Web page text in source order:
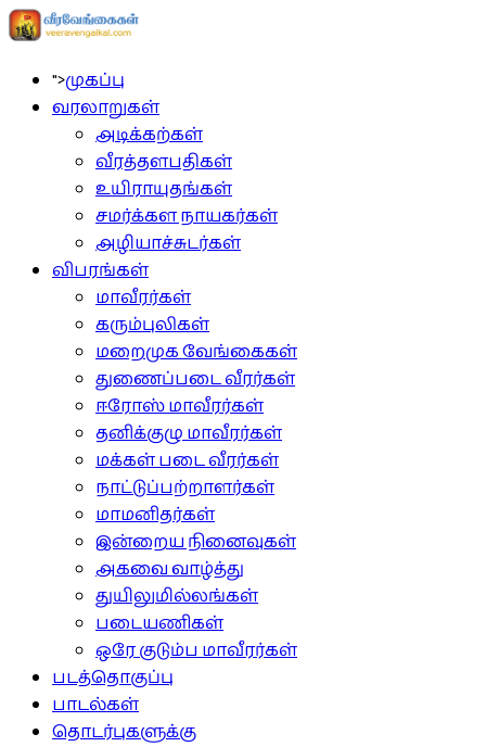
">முகப்பு
வரலாறுகள்
அடிக்கற்கள்
வீரத்தளபதிகள்
உயிராயுதங்கள்
சமர்க்கள நாயகர்கள்
அழியாச்சுடர்கள்
விபரங்கள்
மாவீரர்கள்
கரும்புலிகள்
மறைமுக வேங்கைகள்
துணைப்படை வீரர்கள்
ஈரோஸ் மாவீரர்கள்
தனிக்குழு மாவீரர்கள்
மக்கள் படை வீரர்கள்
நாட்டுப்பற்றாளர்கள்
மாமனிதர்கள்
இன்றைய நினைவுகள்
அகவை வாழ்த்து
துயிலுமில்லங்கள்
படையணிகள்
ஒரே குடும்ப மாவீரர்கள்
படத்தொகுப்பு
பாடல்கள்
தொடர்புகளுக்கு